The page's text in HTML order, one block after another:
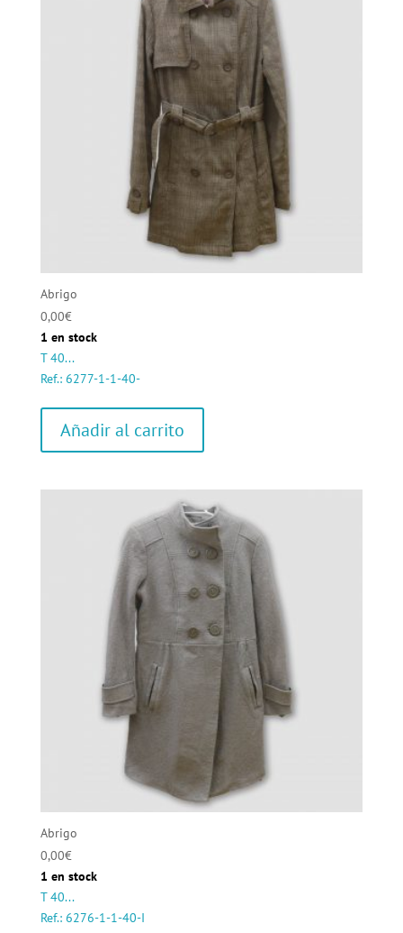
Abrigo
0,00€
1 en stock
T 40...
Ref.: 6277-1-1-40-
Añadir al carrito
Abrigo
0,00€
1 en stock
T 40...
Ref.: 6276-1-1-40-I